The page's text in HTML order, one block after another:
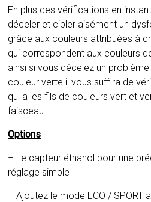
En plus des vérifications en
déceler et cibler aisément un
grâce aux couleurs attribuées à
qui correspondent aux couleurs
ainsi si vous décelez un problème
couleur verte il vous suffira de
qui a les fils de couleurs vert et
faisceau.
Options
– Le capteur éthanol pour une
réglage simple
– Ajoutez le mode ECO / SPORT